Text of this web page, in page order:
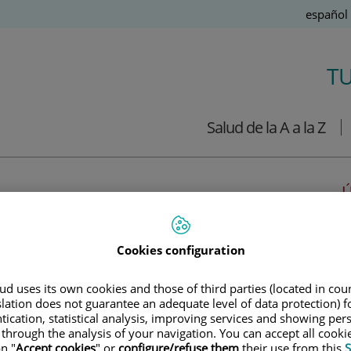
Idioma
Español
Salud de la A a la Z
Dra. Antonela Costa Varsi
¿Cómo cuidar de tu corazón en
verano?
Con la llegada del verano y las vacaciones, llegan también las
Cookies configuration
uses its own cookies and those of third parties (located in
does not guarantee an adequate level of data protection)
statistical analysis, improving services and showing
the analysis of your navigation. You can accept all
"Accept cookies" or configure/refuse themtheir use from this